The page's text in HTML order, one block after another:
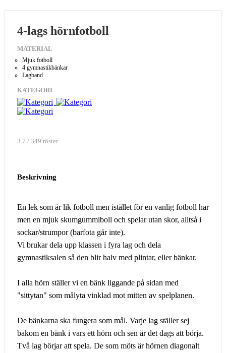
4-lags hörnfotboll
MATERIAL
Mjuk fotboll
4 gymnastikbänkar
Lagband
KATEGORI
3.7 / 349 röster
Beskrivning
En lek som är lik fotboll men istället för en vanlig fotboll har
men en mjuk skumgummiboll och spelar utan skor, alltså i
sockar/strumpor (barfota går inte).
Vi brukar dela upp klassen i fyra lag och dela
gymnastiksalen så den blir halv med plintar, eller bänkar.
I alla hörn ställer vi en bänk liggande på sidan med
"sittytan" som målyta vinklad mot mitten av spelplanen.
De bänkarna ska fungera som mål. Varje lag ställer sej
bakom en bänk i vars ett hörn och sen är det dags att börja.
Två lag börjar att spela. De som möts är hörnen diagonalt